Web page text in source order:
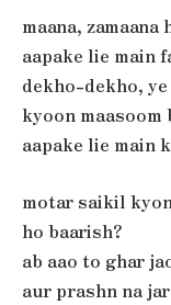
maana,
aapake lie main
dekho-dekho, ye
kyoon maasoom
aapake lie main
motar saikil
ho baarish?
ab aao to ghar
aur prashn na